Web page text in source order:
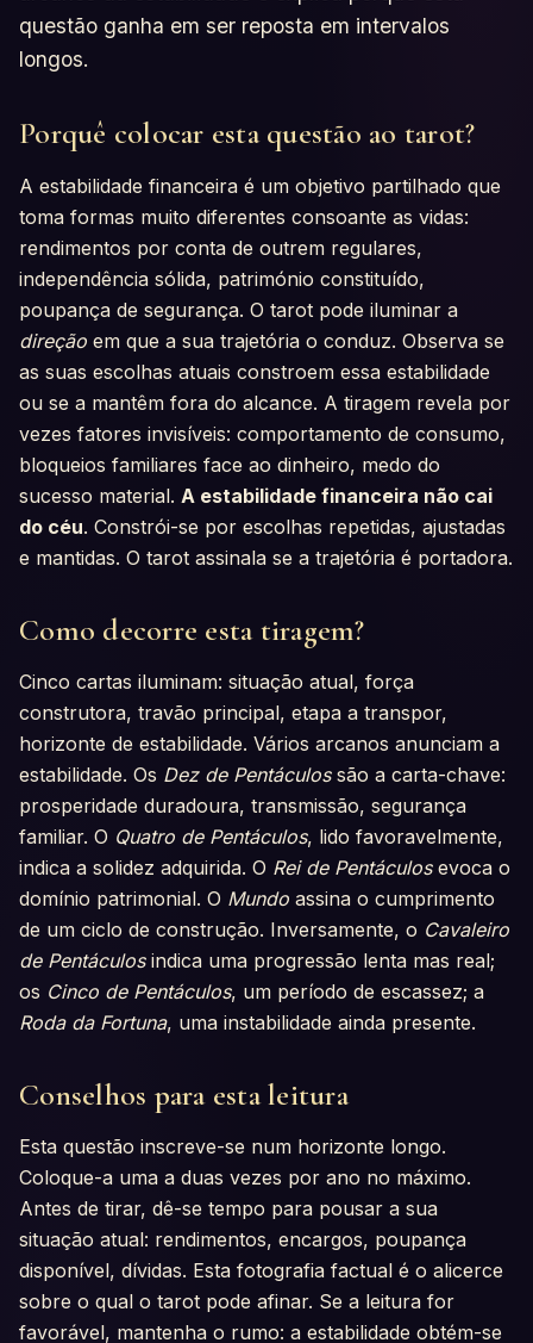
questão ganha em ser reposta em intervalos
longos.
Porquê colocar esta questão ao tarot?
A estabilidade financeira é um objetivo partilhado que
toma formas muito diferentes consoante as vidas:
rendimentos por conta de outrem regulares,
independência sólida, património constituído,
poupança de segurança. O tarot pode iluminar a
direção em que a sua trajetória o conduz. Observa se
as suas escolhas atuais constroem essa estabilidade
ou se a mantêm fora do alcance. A tiragem revela por
vezes fatores invisíveis: comportamento de consumo,
bloqueios familiares face ao dinheiro, medo do
sucesso material. A estabilidade financeira não cai
do céu. Constrói-se por escolhas repetidas, ajustadas
e mantidas. O tarot assinala se a trajetória é portadora.
Como decorre esta tiragem?
Cinco cartas iluminam: situação atual, força
construtora, travão principal, etapa a transpor,
horizonte de estabilidade. Vários arcanos anunciam a
estabilidade. Os Dez de Pentáculossão a carta-chave:
prosperidade duradoura, transmissão, segurança
familiar. O Quatro de Pentáculos, lido favoravelmente,
indica a solidez adquirida. O Rei de Pentáculosevoca o
domínio patrimonial. O Mundo assina o cumprimento
de um ciclo de construção. Inversamente, o Cavaleiro
de Pentáculosindica uma progressão lenta mas real;
os Cinco de Pentáculos, um período de escassez; a
Roda da Fortuna, uma instabilidade ainda presente.
Conselhos para esta leitura
Esta questão inscreve-se num horizonte longo.
Coloque-a uma a duas vezes por ano no máximo.
Antes de tirar, dê-se tempo para pousar a sua
situação atual: rendimentos, encargos, poupança
disponível, dívidas. Esta fotografia factual é o alicerce
sobre o qual o tarot pode afinar. Se a leitura for
favorável, mantenha o rumo: a estabilidade obtém-se